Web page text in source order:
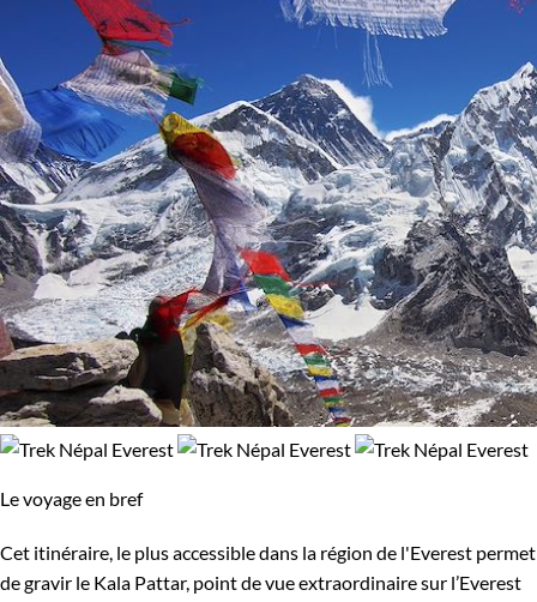
Le voyage en bref
Cet itinéraire, le plus accessible dans la région de l'Everest permet
de gravir le Kala Pattar, point de vue extraordinaire sur l’Everest